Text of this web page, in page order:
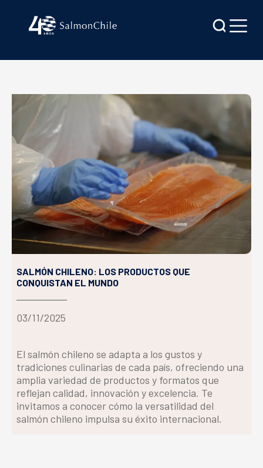
SALMÓN CHILENO: LOS PRODUCTOS QUE
CONQUISTAN EL MUNDO
03/11/2025
El salmón chileno se adapta a los gustos y
tradiciones culinarias de cada país, ofreciendo una
amplia variedad de productos y formatos que
reflejan calidad, innovación y excelencia. Te
invitamos a conocer cómo la versatilidad del
salmón chileno impulsa su éxito internacional.